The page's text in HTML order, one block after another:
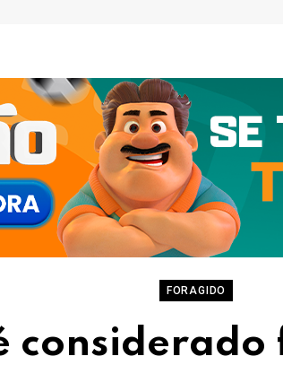
FORAGIDO